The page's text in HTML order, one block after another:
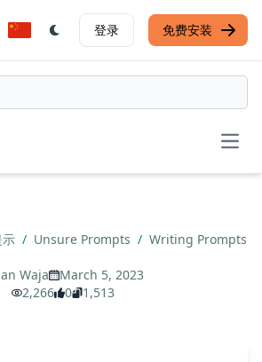
登录 免费安装
示 / Unsure Prompts / Writing Prompts
Waja
March 5, 2023
2,266
0 1,513